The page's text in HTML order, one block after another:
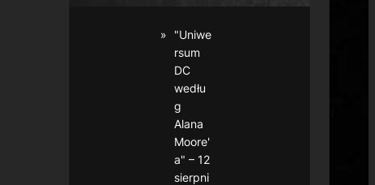
"Uniwe
rsum
DC
wedłu
g
Alana
Moore'
a" – 12
sierpni